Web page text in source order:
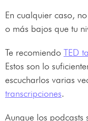
En cualquier caso,
o más bajos que tu
Te recomiendo TED
Estos son lo
escucharlos varias
transcripciones.
Aunque los